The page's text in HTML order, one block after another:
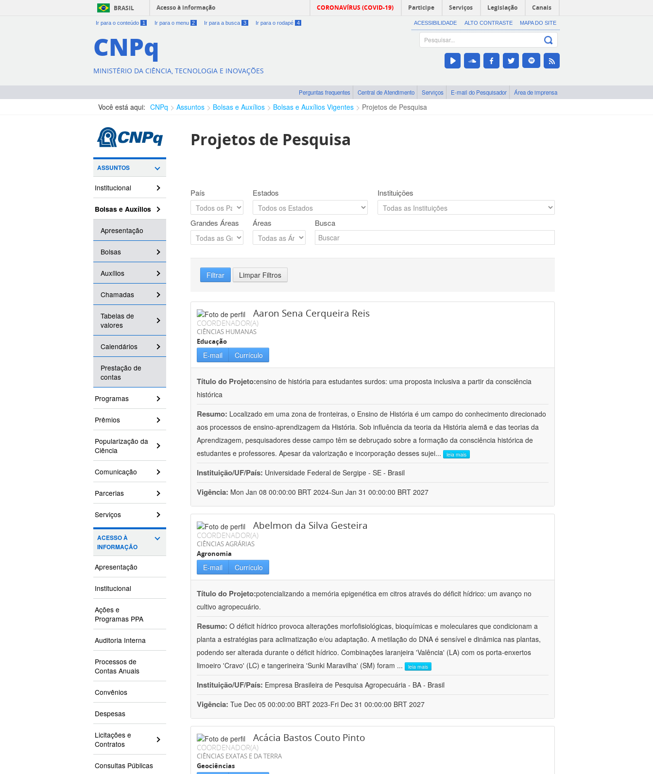
BRASIL Acesso à informação CORONAVÍRUS (COVID-19) Participe Serviços Legislação Canais
Ir para o conteúdo 1 Ir para o menu 2 Ir para a busca 3 Ir para o rodapé 4 ACESSIBILIDADE ALTO CONTRASTE MAPA DO SITE
CNPq
MINISTÉRIO DA CIÊNCIA, TECNOLOGIA E INOVAÇÕES
Perguntas frequentes Central de Atendimento Serviços E-mail do Pesquisador Área de imprensa
Você está aqui: CNPq Assuntos Bolsas e Auxílios Bolsas e Auxílios Vigentes Projetos de Pesquisa
ASSUNTOS
Institucional
Bolsas e Auxílios
Apresentação
Bolsas
Auxílios
Chamadas
Tabelas de
valores
Calendários
Prestação de
contas
Programas
Prêmios
Popularização da
Ciência
Comunicação
Parcerias
Serviços
ACESSO À
INFORMAÇÃO
Apresentação
Institucional
Ações e
Programas PPA
Auditoria Interna
Processos de
Contas Anuais
Convênios
Despesas
Licitações e
Contratos
Consultas Públicas
Projetos de Pesquisa
País Estados Instituições
Grandes Áreas Áreas Busca
Filtrar Limpar Filtros
Aaron Sena Cerqueira Reis
COORDENADOR(A)
CIÊNCIAS HUMANAS
Educação
E-mail Currículo
Título do Projeto:ensino de história para estudantes surdos: uma proposta inclusiva a partir da consciência
histórica
Resumo: Localizado em uma zona de fronteiras, o Ensino de História é um campo do conhecimento direcionado
aos processos de ensino-aprendizagem da História. Sob influência da teoria da História alemã e das teorias da
Aprendizagem, pesquisadores desse campo têm se debruçado sobre a formação da consciência histórica de
estudantes e professores. Apesar da valorização e incorporação desses sujei... leia mais
Instituição/UF/País: Universidade Federal de Sergipe - SE - Brasil
Vigência: Mon Jan 08 00:00:00 BRT 2024-Sun Jan 31 00:00:00 BRT 2027
Abelmon da Silva Gesteira
COORDENADOR(A)
CIÊNCIAS AGRÁRIAS
Agronomia
E-mail Currículo
Título do Projeto:potencializando a memória epigenética em citros através do déficit hídrico: um avanço no
cultivo agropecuário.
Resumo: O déficit hídrico provoca alterações morfofisiológicas, bioquímicas e moleculares que condicionam a
planta a estratégias para aclimatização e/ou adaptação. A metilação do DNA é sensível e dinâmica nas plantas,
podendo ser alterada durante o déficit hídrico. Combinações laranjeira 'Valência' (LA) com os porta-enxertos
limoeiro 'Cravo' (LC) e tangerineira 'Sunki Maravilha' (SM) foram ... leia mais
Instituição/UF/País: Empresa Brasileira de Pesquisa Agropecuária - BA - Brasil
Vigência: Tue Dec 05 00:00:00 BRT 2023-Fri Dec 31 00:00:00 BRT 2027
Acácia Bastos Couto Pinto
COORDENADOR(A)
CIÊNCIAS EXATAS E DA TERRA
Geociências